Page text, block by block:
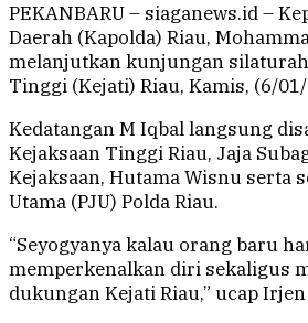
PEKANBARU – siaganews.id –
Daerah (Kapolda) Riau,
melanjutkan kunjungan
Tinggi (Kejati) Riau, Kamis, (6/
Kedatangan M Iqbal langsung
Kejaksaan Tinggi Riau, Jaja
Kejaksaan, Hutama Wisnu serta
Utama (PJU) Polda Riau.
“Seyogyanya kalau orang baru
memperkenalkan diri sekaligus
dukungan Kejati Riau,” ucap